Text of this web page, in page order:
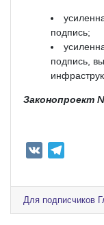
подпись;
подпись,
Законопроект
e
g
Для подписчиков